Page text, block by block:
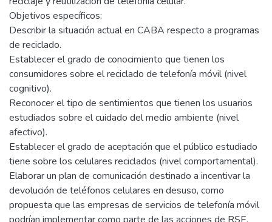
Objetivos específicos:
Describir la situación actual en CABA respecto a programas
de reciclado.
Establecer el grado de conocimiento que tienen los
consumidores sobre el reciclado de telefonía móvil (nivel
cognitivo).
Reconocer el tipo de sentimientos que tienen los usuarios
estudiados sobre el cuidado del medio ambiente (nivel
afectivo).
Establecer el grado de aceptación que el público estudiado
tiene sobre los celulares reciclados (nivel comportamental).
Elaborar un plan de comunicación destinado a incentivar la
devolución de teléfonos celulares en desuso, como
propuesta que las empresas de servicios de telefonía móvil